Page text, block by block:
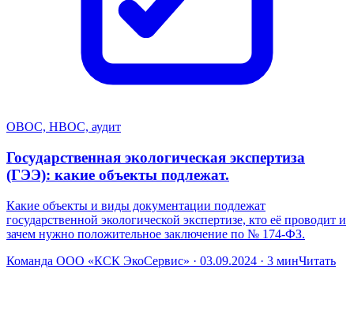
ОВОС, НВОС, аудит
Государственная экологическая экспертиза
(ГЭЭ): какие объекты подлежат.
Какие объекты и виды документации подлежат
государственной экологической экспертизе, кто её проводит и
зачем нужно положительное заключение по № 174-ФЗ.
Команда ООО «КСК ЭкоСервис» · 03.09.2024 · 3 минЧитать